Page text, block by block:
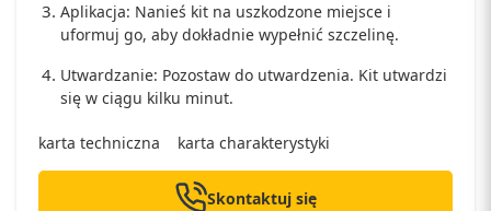
Aplikacja: Nanieś kit na uszkodzone miejsce i
uformuj go, aby dokładnie wypełnić szczelinę.
Utwardzanie: Pozostaw do utwardzenia. Kit utwardzi
się w ciągu kilku minut.
karta techniczna karta charakterystyki
Skontaktuj się